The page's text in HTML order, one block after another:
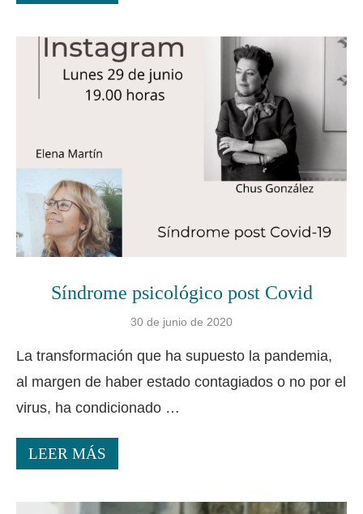
Síndrome psicológico post Covid
30 de junio de 2020
La transformación que ha supuesto la pandemia,
al margen de haber estado contagiados o no por el
virus, ha condicionado …
LEER MÁS